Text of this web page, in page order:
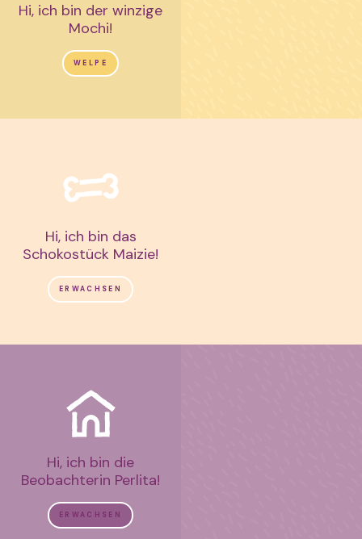
Hi, ich bin der winzige
Mochi!
WELPE
Hi, ich bin das
Schokostück Maizie!
ERWACHSEN
Hi, ich bin die
Beobachterin Perlita!
ERWACHSEN